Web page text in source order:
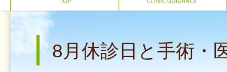
8月休診日と手術・